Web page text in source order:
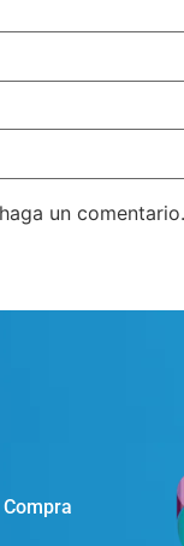
un comentario.